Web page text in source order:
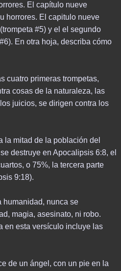
El capítulo nueve
horrores. El capitulo nueve
#5) y el el segundo
En otra hoja, describa cómo
cuatro primeras trompetas,
cosas de la naturaleza, las
juicios, se dirigen contra los
la mitad de la población del
destruye en Apocalipsis 6:8, el
o 75%, la tercera parte
9:18).
humanidad, nunca se
magia, asesinato, ni robo.
en esta versículo incluye las
un ángel, con un pie en la